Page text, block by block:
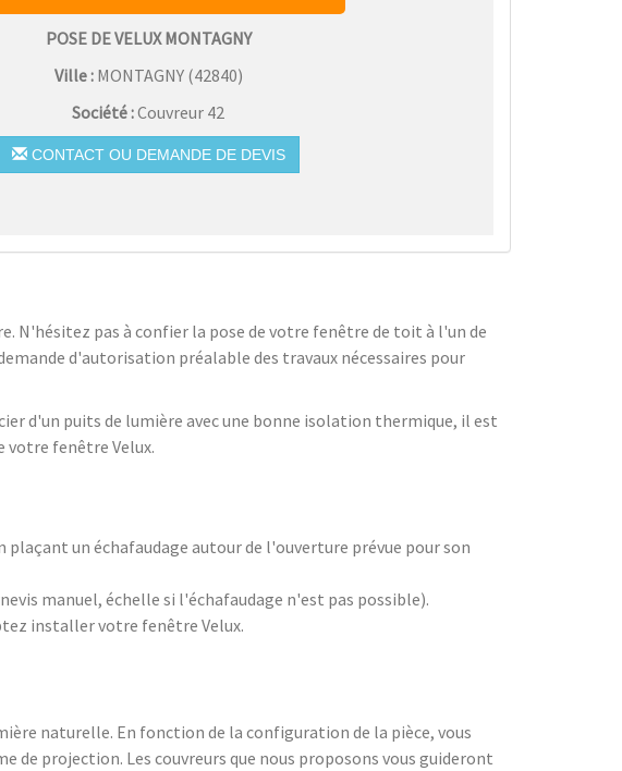
POSE DE VELUX MONTAGNY
Ville : MONTAGNY(42840)
Société :Couvreur 42
CONTACT OU DEMANDE DE DEVIS
pas à confier la pose de votre fenêtre de toit à l'un de
d'autorisation préalable des travaux nécessaires pour
d'un puits de lumière avec une bonne isolation thermique, il est
votre fenêtre Velux.
un échafaudage autour de l'ouverture prévue pour son
manuel, échelle si l'échafaudage n'est pas possible).
installer votre fenêtre Velux.
naturelle. En fonction de la configuration de la pièce, vous
de projection. Les couvreurs que nous proposons vous guideront